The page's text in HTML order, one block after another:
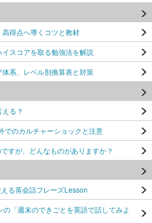
得点へ導くコツと教材
スコアを取る勉強法を解説
系、レベル別換算表と対策
る？
でのカルチャーショックと注意
すが、どんなものがありますか？
る英会話フレーズLesson
「週末のできごとを英語で話してみよ